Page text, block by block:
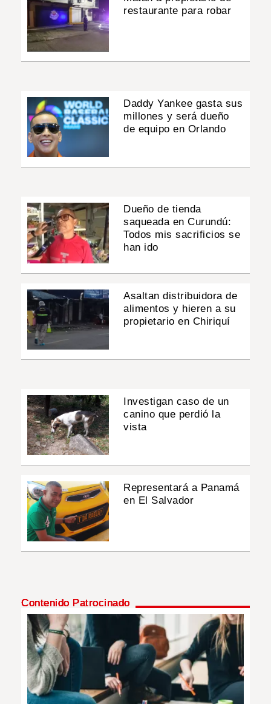
restaurante para robar
Daddy Yankee gasta sus
millones y será dueño
de equipo en Orlando
Dueño de tienda
saqueada en Curundú:
Todos mis sacrificios se
han ido
Asaltan distribuidora de
alimentos y hieren a su
propietario en Chiriquí
Investigan caso de un
canino que perdió la
vista
Representará a Panamá
en El Salvador
Contenido Patrocinado